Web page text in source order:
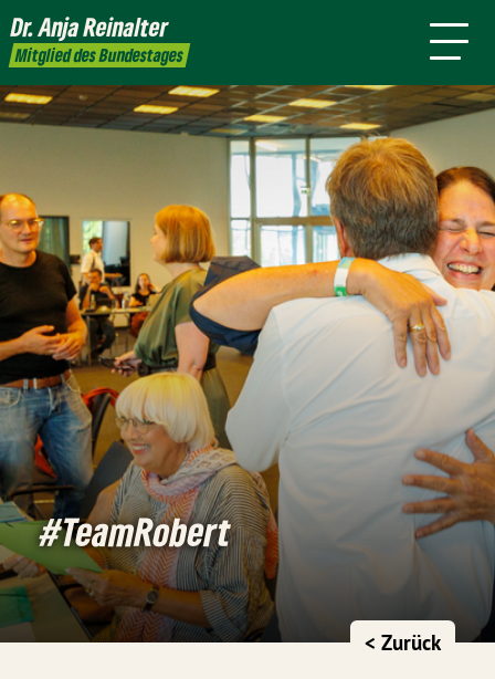
Dr. AnjaReinalter
Mitglied des Bundestages
#TeamRobert
< Zurück